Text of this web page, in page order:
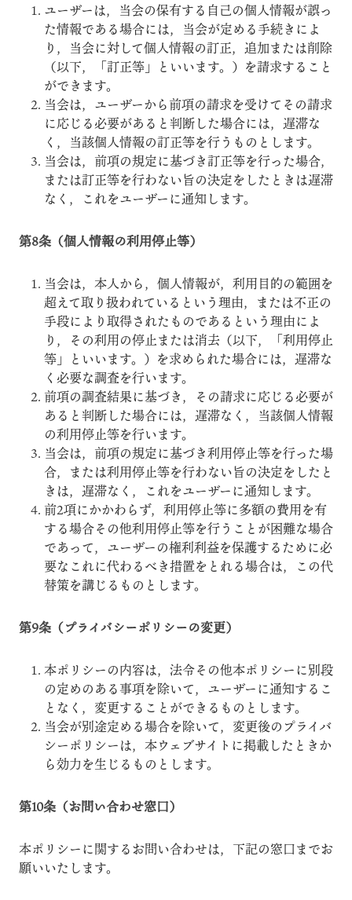
ユーザーは，当会の保有する自己の個人情報が誤っ
た情報である場合には，当会が定める手続きによ
り，当会に対して個人情報の訂正，追加または削除
（以下，「訂正等」といいます。）を請求すること
ができます。
当会は，ユーザーから前項の請求を受けてその請求
に応じる必要があると判断した場合には，遅滞な
く，当該個人情報の訂正等を行うものとします。
当会は，前項の規定に基づき訂正等を行った場合，
または訂正等を行わない旨の決定をしたときは遅滞
なく，これをユーザーに通知します。
第8条（個人情報の利用停止等）
当会は，本人から，個人情報が，利用目的の範囲を
超えて取り扱われているという理由，または不正の
手段により取得されたものであるという理由によ
り，その利用の停止または消去（以下，「利用停止
等」といいます。）を求められた場合には，遅滞な
く必要な調査を行います。
前項の調査結果に基づき，その請求に応じる必要が
あると判断した場合には，遅滞なく，当該個人情報
の利用停止等を行います。
当会は，前項の規定に基づき利用停止等を行った場
合，または利用停止等を行わない旨の決定をしたと
きは，遅滞なく，これをユーザーに通知します。
前2項にかかわらず，利用停止等に多額の費用を有
する場合その他利用停止等を行うことが困難な場合
であって，ユーザーの権利利益を保護するために必
要なこれに代わるべき措置をとれる場合は，この代
替策を講じるものとします。
第9条（プライバシーポリシーの変更）
本ポリシーの内容は，法令その他本ポリシーに別段
の定めのある事項を除いて，ユーザーに通知するこ
となく，変更することができるものとします。
当会が別途定める場合を除いて，変更後のプライバ
シーポリシーは，本ウェブサイトに掲載したときか
ら効力を生じるものとします。
第10条（お問い合わせ窓口）
本ポリシーに関するお問い合わせは，下記の窓口までお
願いいたします。